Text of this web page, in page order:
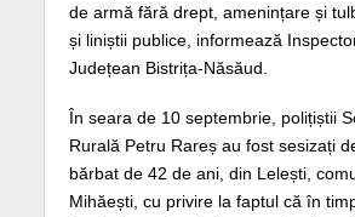
de armă fără drept, amenințare și
și liniștii publice, informează
Județean Bistrița-Năsăud.
În seara de 10 septembrie, polițiștii
Rurală Petru Rareș au fost sesizați
bărbat de 42 de ani, din Lelești,
Mihăești, cu privire la faptul că în